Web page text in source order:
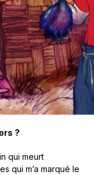
?
qui meurt
qui m’a marqué le